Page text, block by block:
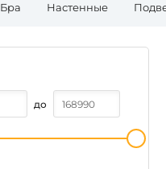
Бра Настенные
до